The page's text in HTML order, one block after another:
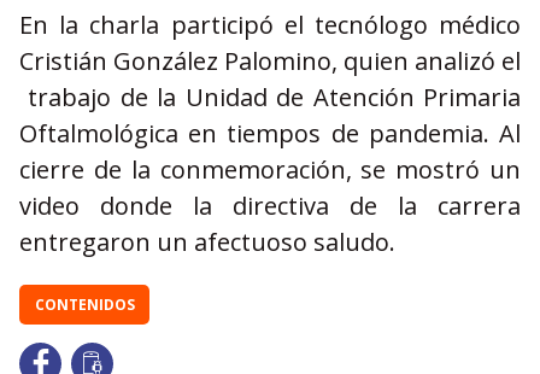
En la charla participó el tecnólogo médico
Cristián González Palomino, quien analizó el
trabajo de la Unidad de Atención Primaria
Oftalmológica en tiempos de pandemia. Al
cierre de la conmemoración, se mostró un
video donde la directiva de la carrera
entregaron un afectuoso saludo.
CONTENIDOS